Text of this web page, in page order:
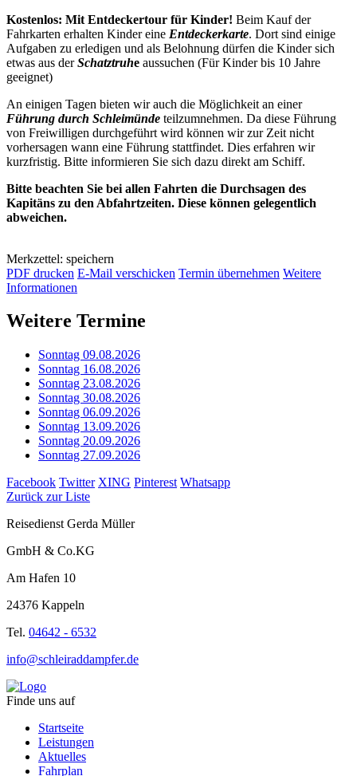
Kostenlos: Mit Entdeckertour für Kinder! Beim Kauf der
Fahrkarten erhalten Kinder eine Entdeckerkarte. Dort sind einige
Aufgaben zu erledigen und als Belohnung dürfen die Kinder sich
etwas aus der Schatztruhe aussuchen (Für Kinder bis 10 Jahre
geeignet)
An einigen Tagen bieten wir auch die Möglichkeit an einer
Führung durch Schleimünde teilzumnehmen. Da diese Führung
von Freiwilligen durchgeführt wird können wir zur Zeit nicht
vorhersagen wann eine Führung stattfindet. Dies erfahren wir
kurzfristig. Bitte informieren Sie sich dazu direkt am Schiff.
Bitte beachten Sie bei allen Fahrten die Durchsagen des
Kapitäns zu den Abfahrtzeiten. Diese können gelegentlich
abweichen.
Merkzettel: speichern
PDF drucken E-Mail verschicken Termin übernehmen Weitere
Informationen
Weitere Termine
Sonntag 09.08.2026
Sonntag 16.08.2026
Sonntag 23.08.2026
Sonntag 30.08.2026
Sonntag 06.09.2026
Sonntag 13.09.2026
Sonntag 20.09.2026
Sonntag 27.09.2026
Facebook Twitter XING Pinterest Whatsapp
Zurück zur Liste
Reisedienst Gerda Müller
GmbH & Co.KG
Am Hafen 10
24376 Kappeln
Tel. 04642 - 6532
info@schleiraddampfer.de
Finde uns auf
Startseite
Leistungen
Aktuelles
Fahrplan